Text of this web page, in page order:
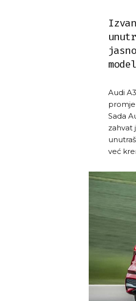
Audi
Sada
zahvat
već